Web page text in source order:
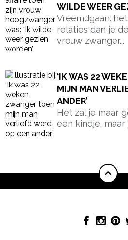
WILDE WEER
Vreemdgaan:
relaties dan je
vrouw zwanger...
‘IK WAS 22
MIJN MAN
ANDER’
Het zal je maar
een kindje, maar